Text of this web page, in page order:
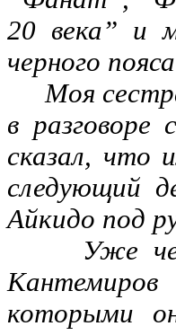
20 века” и
черного
Моя
в разговоре
сказал, что
следующий
Айкидо под
Уже
Кантемиров
которыми